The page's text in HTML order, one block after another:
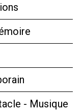
- Musique